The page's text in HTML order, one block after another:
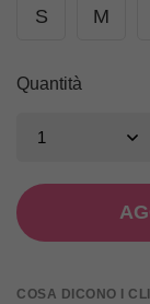
S M
Quantità
COSA DICONO I